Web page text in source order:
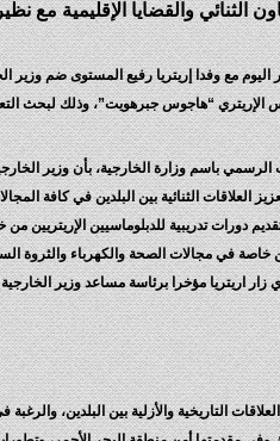
الثنائي والقضايا الإقليمية مع
مع وفدا إريتريا رفيع المستوى ضم وزير
“هاجوس جبرهويت”، وذلك لبحث
باسم وزارة الخارجية، بأن وزير
العلاقات الثنائية بين البلدين في
دورات تدريبية للدبلوماسيين الإريتريين
خاصة في مجالات الصحة والكهرباء والثروة
اريتريا مؤخرا برئاسة مساعد وزير
التاريخية والأزلية بين البلدين،